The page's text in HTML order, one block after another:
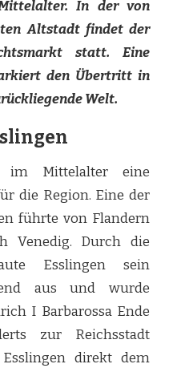
MITTELALTERLICHEN
GEWAND
In der von
Altstadt findet der
statt. Eine
den Übertritt in
Welt.
im Mittelalter eine
die Region. Eine der
führte von Flandern
Venedig. Durch die
Esslingen sein
aus und wurde
I Barbarossa Ende
zur Reichsstadt
direkt dem